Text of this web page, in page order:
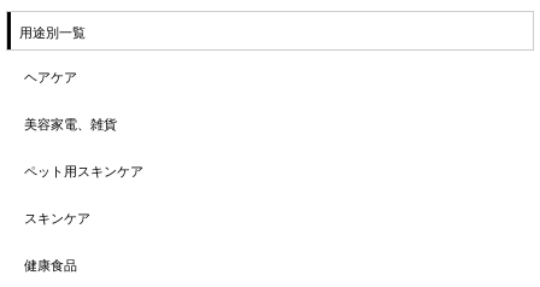
用途別一覧
ヘアケア
美容家電、雑貨
ペット用スキンケア
スキンケア
健康食品